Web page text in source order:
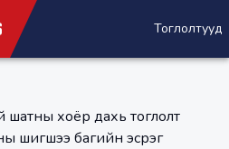
Тоглолтууд
хоёр дахь тоглолт
шигшээ багийн эсрэг